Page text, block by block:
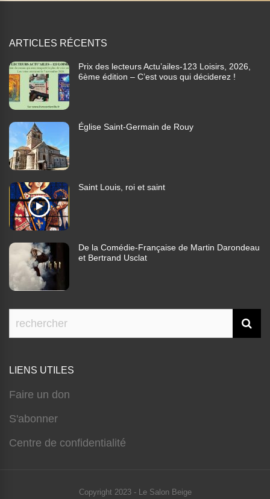
ARTICLES RÉCENTS
Prix des lecteurs Actu’ailes-123 Loisirs, 2026,
6ème édition – C’est vous qui déciderez !
Église Saint-Germain de Rouy
Saint Louis, roi et saint
De la Comédie-Française de Martin Darondeau
et Bertrand Usclat
LIENS UTILES
Faire un don
S'abonner
Centre de confidentialité
Copyright 2023 - Le Salon Beige